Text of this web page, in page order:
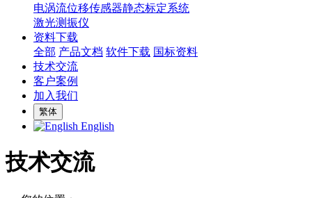
电涡流位移传感器静态标定系统
激光测振仪
资料下载
全部 产品文档 软件下载 国标资料
技术交流
客户案例
加入我们
繁体
English
技术交流